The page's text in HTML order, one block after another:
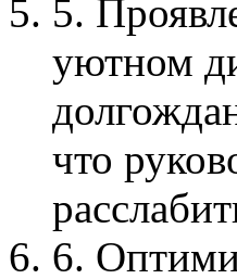
5.
уютном
что
6.